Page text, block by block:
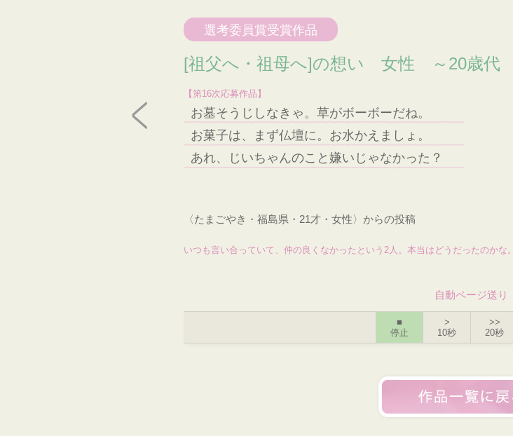
選考委員賞受賞作品
[祖父へ・祖母へ]の想い 女性 ～20歳代
【第16次応募作品】
お墓そうじしなきゃ。草がボーボーだね。
お菓子は、まず仏壇に。お水かえましょ。
あれ、じいちゃんのこと嫌いじゃなかった？
〈たまごやき・福島県・21才・女性〉からの投稿
いつも言い合っていて、仲の良くなかったという2人。本当はどうだったのかな。
自動ページ送り
■
停止
>
10秒
>>
20秒